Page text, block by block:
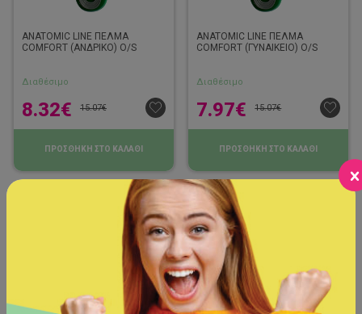
ANATOMIC LINE ΠΕΛΜΑ
COMFORT (ΑΝΔΡΙΚΟ) O/S
Διαθέσιμο
15.07€
8.32€
ΠΡΟΣΘΗΚΗ ΣΤΟ ΚΑΛΑΘΙ
ANATOMIC LINE ΠΕΛΜΑ
COMFORT (ΓΥΝΑΙΚΕΙΟ) O/S
Διαθέσιμο
15.07€
7.97€
ΠΡΟΣΘΗΚΗ ΣΤΟ ΚΑΛΑΘΙ
-18%